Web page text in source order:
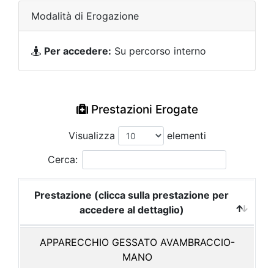
Modalità di Erogazione
Per accedere: Su percorso interno
Prestazioni Erogate
Visualizza
elementi
Cerca:
Prestazione (clicca sulla prestazione per
accedere al dettaglio)
APPARECCHIO GESSATO AVAMBRACCIO-
MANO